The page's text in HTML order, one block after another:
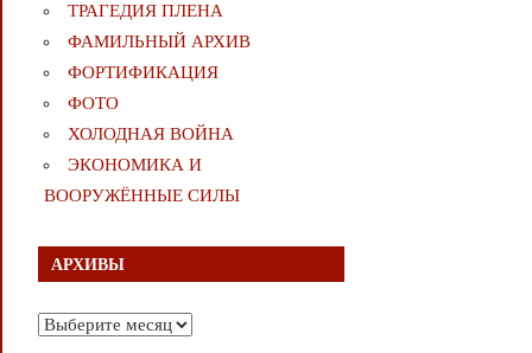
ТРАГЕДИЯ ПЛЕНА
ФАМИЛЬНЫЙ АРХИВ
ФОРТИФИКАЦИЯ
ФОТО
ХОЛОДНАЯ ВОЙНА
ЭКОНОМИКА И
ВООРУЖЁННЫЕ СИЛЫ
АРХИВЫ
Архивы